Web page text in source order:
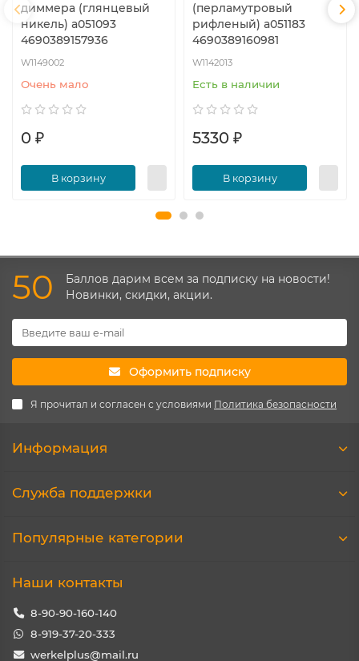
диммера (глянцевый
никель) a051093
4690389157936
W1149002
Очень мало
0 ₽
В корзину
(перламутровый
рифленый) a051183
4690389160981
W1142013
Есть в наличии
5330 ₽
В корзину
50
Баллов дарим всем за подписку на новости!
Новинки, скидки, акции.
Оформить подписку
Я прочитал и согласен с условиями Политика безопасности
Информация
Служба поддержки
Популярные категории
Наши контакты
8-90-90-160-140
8-919-37-20-333
werkelplus@mail.ru